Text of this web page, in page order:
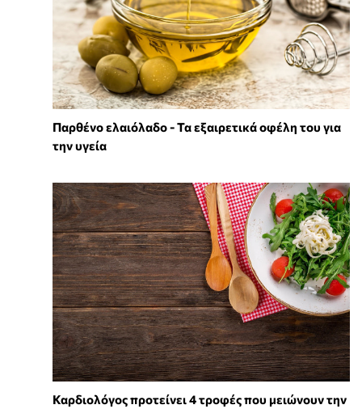
Παρθένο ελαιόλαδο - Τα εξαιρετικά οφέλη του για
την υγεία
Καρδιολόγος προτείνει 4 τροφές που μειώνουν την